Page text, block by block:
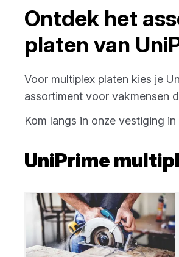
Ontdek het
platen van
Voor multiplex platen kies je
assortiment voor vakmensen
Kom langs in onze vestiging in
UniPrime